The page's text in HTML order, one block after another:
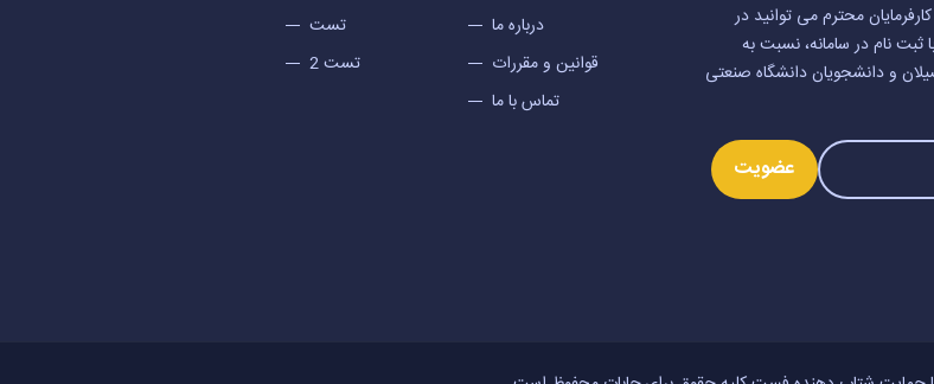
محترم می توانید در
نام در سامانه، نسبت به
و دانشجویان دانشگاه صنعتی
عضویت
درباره ما
قوانین و مقررات
تماس با ما
تست
تست 2